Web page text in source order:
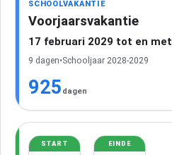
SCHOOLVAKANTIE
Voorjaarsvakantie
17 februari 2029 tot en
9 dagen•Schooljaar 2028-2029
925 dagen
START EINDE